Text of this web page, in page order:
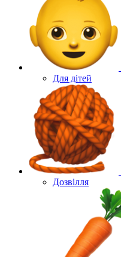
Для дітей
Дозвілля